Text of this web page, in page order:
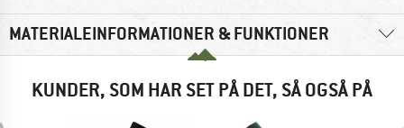
MATERIALEINFORMATIONER & FUNKTIONER
KUNDER, SOM HAR SET PÅ DET, SÅ OGSÅ PÅ